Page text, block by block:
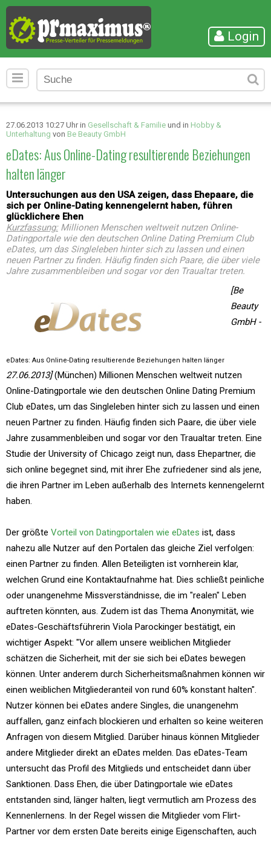
Login
27.06.2013 10:27 Uhr in Gesellschaft & Familie und in Hobby &
Unterhaltung von Be Beauty GmbH
eDates: Aus Online-Dating resultierende Beziehungen
halten länger
Untersuchungen aus den USA zeigen, dass Ehepaare, die
sich per Online-Dating kennengelernt haben, führen
glücklichere Ehen
Kurzfassung:Millionen Menschen weltweit nutzen Online-
Datingportale wie den deutschen Online Dating Premium Club
eDates, um das Singleleben hinter sich zu lassen und einen
neuen Partner zu finden. Häufig finden sich Paare, die über viele
Jahre zusammenbleiben und sogar vor den Traualtar treten.
eDates: Aus Online-Dating resultierende Beziehungen halten länger
[Be
Beauty
GmbH -
27.06.2013](München) Millionen Menschen weltweit nutzen
Online-Datingportale wie den deutschen Online Dating Premium
Club eDates, um das Singleleben hinter sich zu lassen und einen
neuen Partner zu finden. Häufig finden sich Paare, die über viele
Jahre zusammenbleiben und sogar vor den Traualtar treten. Eine
Studie der University of Chicago zeigt nun, dass Ehepartner, die
sich online begegnet sind, mit ihrer Ehe zufriedener sind als jene,
die ihren Partner im Leben außerhalb des Internets kennengelernt
haben.
Der größte Vorteil von Datingportalen wie eDates ist, dass
nahezu alle Nutzer auf den Portalen das gleiche Ziel verfolgen:
einen Partner zu finden. Allen Beteiligten ist vornherein klar,
welchen Grund eine Kontaktaufnahme hat. Dies schließt peinliche
oder unangenehme Missverständnisse, die im "realen" Leben
auftreten könnten, aus. Zudem ist das Thema Anonymität, wie
eDates-Geschäftsführerin Viola Parockinger bestätigt, ein
wichtiger Aspekt: "Vor allem unsere weiblichen Mitglieder
schätzen die Sicherheit, mit der sie sich bei eDates bewegen
können. Unter anderem durch Sicherheitsmaßnahmen können wir
einen weiblichen Mitgliederanteil von rund 60% konstant halten".
Nutzer können bei eDates andere Singles, die unangenehm
auffallen, ganz einfach blockieren und erhalten so keine weiteren
Anfragen von diesem Mitglied. Darüber hinaus können Mitglieder
andere Mitglieder direkt an eDates melden. Das eDates-Team
untersucht das Profil des Mitglieds und entscheidet dann über
Sanktionen. Dass Ehen, die über Datingportale wie eDates
entstanden sind, länger halten, liegt vermutlich am Prozess des
Kennenlernens. In der Regel wissen die Mitglieder vom Flirt-
Partner vor dem ersten Date bereits einige Eigenschaften, auch